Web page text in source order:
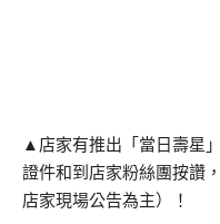
▲店家有推出「當日壽星
證件和到店家粉絲團按讚
店家現場公告為主）！